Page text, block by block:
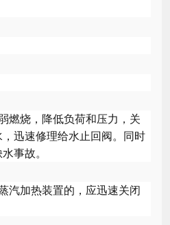
燃烧，降低负荷和压力，关
迅速修理给水止回阀。同时
事故。
汽加热装置的，应迅速关闭